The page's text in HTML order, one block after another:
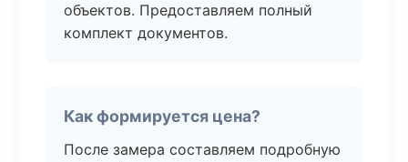
объектов. Предоставляем полный
комплект документов.
Как формируется цена?
После замера составляем подробную